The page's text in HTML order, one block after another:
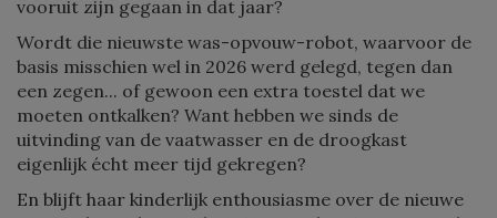
vooruit zijn gegaan in dat jaar?
Wordt die nieuwste was-opvouw-robot, waarvoor de
basis misschien wel in 2026 werd gelegd, tegen dan
een zegen... of gewoon een extra toestel dat we
moeten ontkalken? Want hebben we sinds de
uitvinding van de vaatwasser en de droogkast
eigenlijk écht meer tijd gekregen?
En blijft haar kinderlijk enthousiasme over de nieuwe